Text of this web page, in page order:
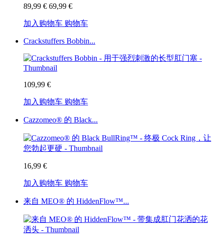
89,99 € 69,99 €
加入购物车 购物车
Crackstuffers Bobbin...
109,99 €
加入购物车 购物车
Cazzomeo® 的 Black...
16,99 €
加入购物车 购物车
来自 MEO® 的 HiddenFlow™...